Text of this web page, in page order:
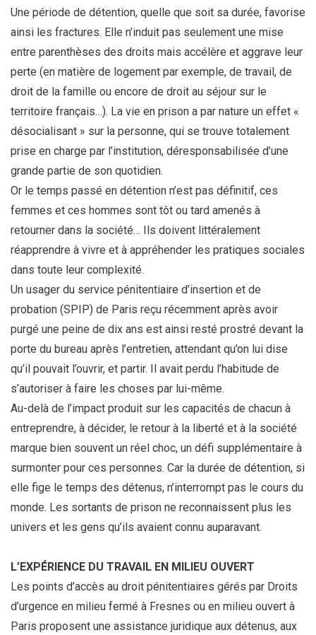
Une période de détention, quelle que soit sa durée, favorise
ainsi les fractures. Elle n’induit pas seulement une mise
entre parenthèses des droits mais accélère et aggrave leur
perte (en matière de logement par exemple, de travail, de
droit de la famille ou encore de droit au séjour sur le
territoire français…). La vie en prison a par nature un effet «
désocialisant » sur la personne, qui se trouve totalement
prise en charge par l’institution, déresponsabilisée d’une
grande partie de son quotidien.
Or le temps passé en détention n’est pas définitif, ces
femmes et ces hommes sont tôt ou tard amenés à
retourner dans la société… Ils doivent littéralement
réapprendre à vivre et à appréhender les pratiques sociales
dans toute leur complexité.
Un usager du service pénitentiaire d’insertion et de
probation (SPIP) de Paris reçu récemment après avoir
purgé une peine de dix ans est ainsi resté prostré devant la
porte du bureau après l’entretien, attendant qu’on lui dise
qu’il pouvait l’ouvrir, et partir. Il avait perdu l’habitude de
s’autoriser à faire les choses par lui-même.
Au-delà de l’impact produit sur les capacités de chacun à
entreprendre, à décider, le retour à la liberté et à la société
marque bien souvent un réel choc, un défi supplémentaire à
surmonter pour ces personnes. Car la durée de détention, si
elle fige le temps des détenus, n’interrompt pas le cours du
monde. Les sortants de prison ne reconnaissent plus les
univers et les gens qu’ils avaient connu auparavant.
L’EXPÉRIENCE DU TRAVAIL EN MILIEU OUVERT
Les points d’accès au droit pénitentiaires gérés par Droits
d’urgence en milieu fermé à Fresnes ou en milieu ouvert à
Paris proposent une assistance juridique aux détenus, aux